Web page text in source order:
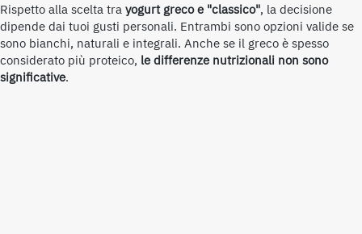
Rispetto alla scelta trayogurt greco e "classico", la decisione
dipende dai tuoi gusti personali. Entrambi sono opzioni valide se
sono bianchi, naturali e integrali. Anche se il greco è spesso
considerato più proteico, le differenze nutrizionali non sono
significative.